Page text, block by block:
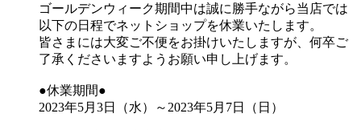
ゴールデンウィーク期間中は誠に勝手ながら当店では
以下の日程でネットショップを休業いたします。
皆さまには大変ご不便をお掛けいたしますが、何卒ご
了承くださいますようお願い申し上げます。
●休業期間●
2023年5月3日（水）～2023年5月7日（日）